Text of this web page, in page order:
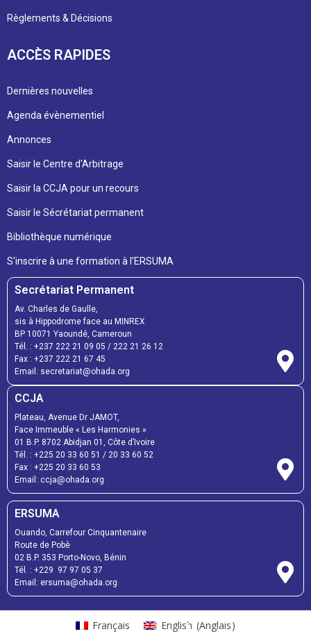
Règlements & Décisions
ACCÈS RAPIDES
Dernières nouvelles
Agenda évènementiel
Annonces
Saisir le Centre d'Arbitrage
Saisir la CCJA pour un recours
Saisir le Sécrétariat permanent
Bibliothèque numérique
S'inscrire à une formation à l'ERSUMA
Secrétariat Permanent
Av. Charles de Gaulle,
sis à Hippodrome face au MINREX
BP 10071 Yaoundé, Cameroun
Tél. : +237 222 21 09 05 / 222 21 26 12
Fax : +237 222 21 67 45
Email: secretariat@ohada.org
CCJA
Plateau, Avenue Dr JAMOT,
Face Immeuble « Les Harmonies »
01 B.P. 8702 Abidjan 01, Côte d’Ivoire
Tél. : +225 20 33 60 51 / 20 33 60 52
Fax : +225 20 33 60 53
Email: ccja@ohada.org
ERSUMA
Ouando, Carrefour Cinquantenaire
Route de Pobè
02 B.P. 353 Porto-Novo, Bénin
Tél. : +229 97 97 05 37
Email: ersuma@ohada.org
Français English (Anglais)